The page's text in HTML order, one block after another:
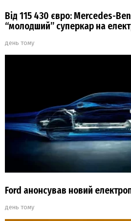
Від 115 430 євро: Mercedes-
“молодший” суперкар на
день тому
Ford анонсував новий
день тому